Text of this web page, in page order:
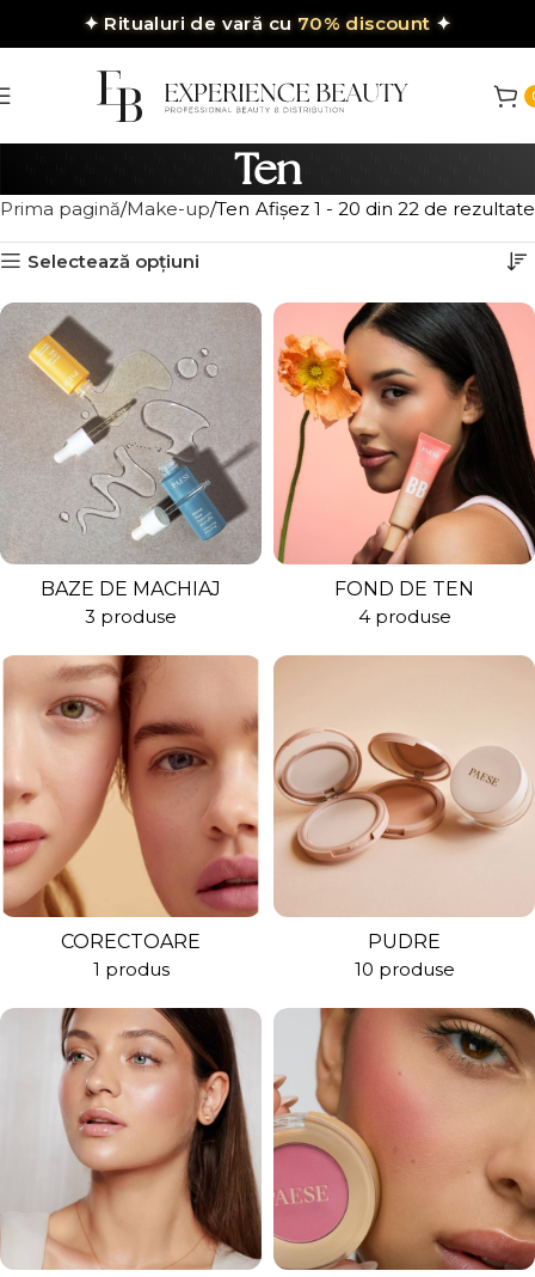
✦Ritualuri de vară cu 70% discount ✦
Ten
Prima pagină Make-up Ten Afișez 1 - 20 din 22 de rezultate
Selectează opțiuni
BAZE DE MACHIAJ
3 produse
FOND DE TEN
4 produse
CORECTOARE
1 produs
PUDRE
10 produse